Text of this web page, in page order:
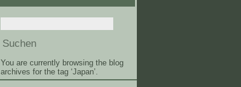
You are currently browsing the blog
archives for the tag ‘Japan’.